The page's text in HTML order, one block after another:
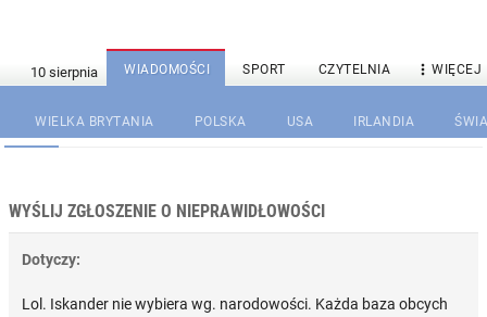
WIADOMOŚCI SPORT CZYTELNIA  WIĘCEJ
WIELKA BRYTANIA POLSKA USA IRLANDIA
WYŚLIJ ZGŁOSZENIE O NIEPRAWIDŁOWOŚCI
Dotyczy:
Lol. Iskander nie wybiera wg. narodowości. Każda baza obcych